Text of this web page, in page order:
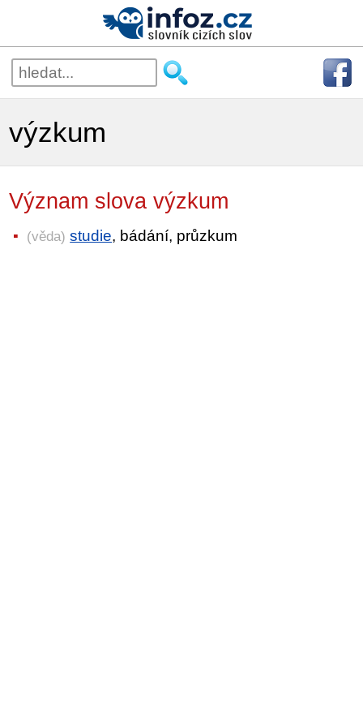
výzkum
Význam slova výzkum
(věda) studie, bádání, průzkum